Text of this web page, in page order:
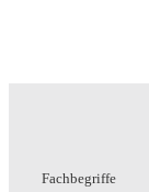
Fachbegriffe